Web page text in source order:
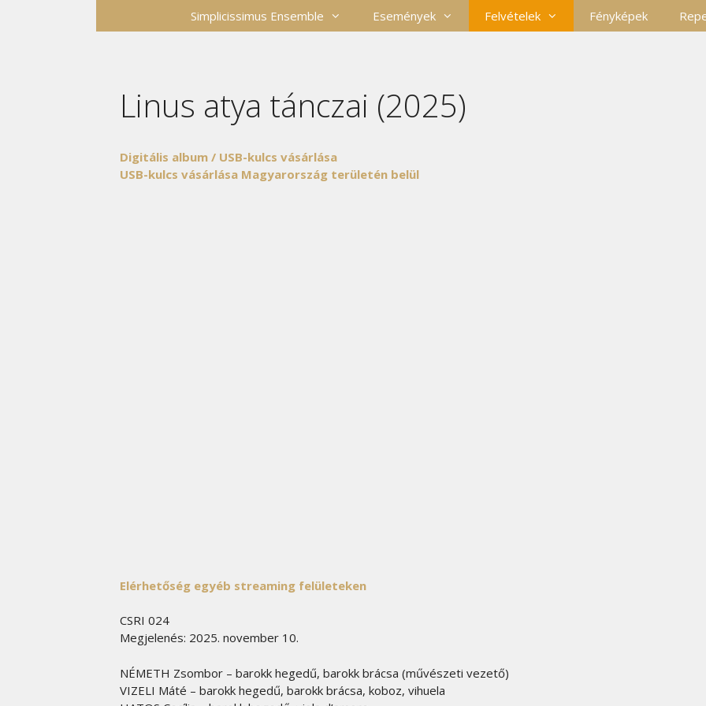
Simplicissimus Ensemble Események Felvételek Fényképek
Linus atya tánczai (2025)
Digitális album / USB-kulcs vásárlása
USB-kulcs vásárlása Magyarország területén belül
Elérhetőség egyéb streaming felületeken
CSRI 024
Megjelenés: 2025. november 10.
NÉMETH Zsombor – barokk hegedű, barokk brácsa (művészeti vezető)
VIZELI Máté – barokk hegedű, barokk brácsa, koboz, vihuela